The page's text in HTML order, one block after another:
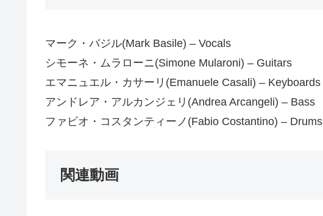
マーク・バジル(Mark Basile) – Vocals
シモーネ・ムラローニ(Simone Mularoni) – Guitars
エマニュエル・カサーリ(Emanuele Casali) – Keyboards
アンドレア・アルカンジェリ(Andrea Arcangeli) – Bass
ファビオ・コスタンティーノ(Fabio Costantino) – Drums
関連動画